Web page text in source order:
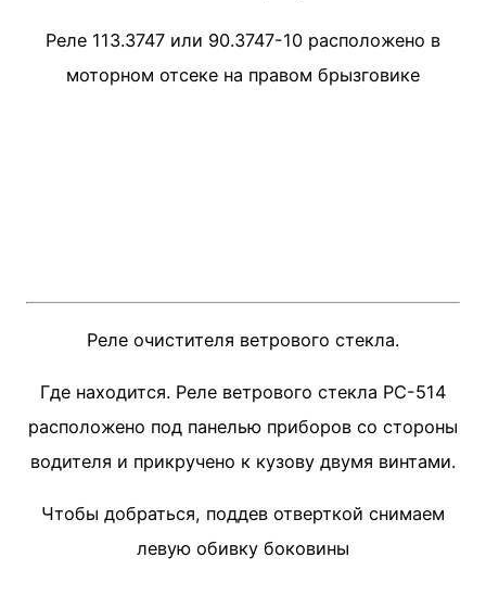
Реле 113.3747 или 90.3747-10 расположено в
моторном отсеке на правом брызговике
Реле очистителя ветрового стекла.
Где находится. Реле ветрового стекла PC-514
расположено под панелью приборов со стороны
водителя и прикручено к кузову двумя винтами.
Чтобы добраться, поддев отверткой снимаем
левую обивку боковины